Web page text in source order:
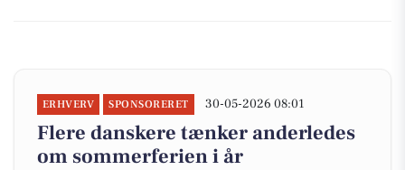
ERHVERV SPONSORERET 30-05-2026 08:01
Flere danskere tænker anderledes
om sommerferien i år